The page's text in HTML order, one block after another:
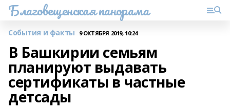
Благовещенская панорама
События и факты 9 ОКТЯБРЯ 2019, 10:24
В Башкирии семьям
планируют выдавать
сертификаты в частные
детсады